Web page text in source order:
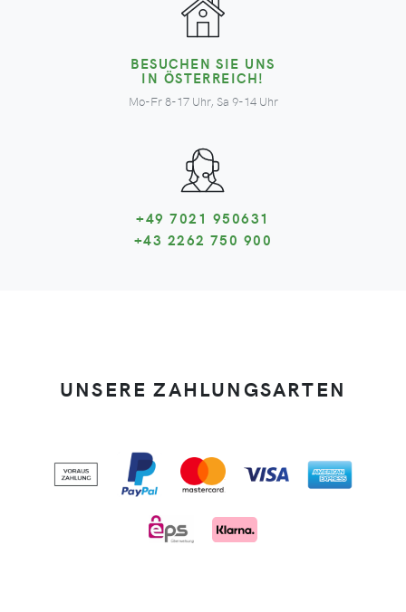
BESUCHEN SIE UNS
IN ÖSTERREICH!
Mo-Fr 8-17 Uhr, Sa 9-14 Uhr
+49 7021 950631
+43 2262 750 900
UNSERE ZAHLUNGSARTEN